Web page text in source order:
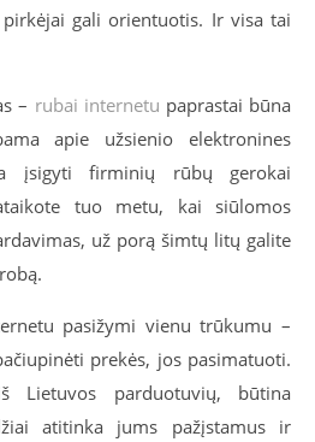
gali orientuotis. Ir visa tai
– rubai internetu paprastai būna
apie užsienio elektronines
įsigyti firminių rūbų gerokai
tuo metu, kai siūlomos
už porą šimtų litų galite
pasižymi vienu trūkumu –
prekės, jos pasimatuoti.
parduotuvių, būtina
atitinka jums pažįstamus ir